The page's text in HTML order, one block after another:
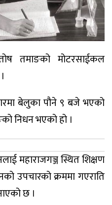
तमाङको मोटरसाईकल
बेलुका पौने ९ बजे भएको
निधन भएको हो ।
महाराजगञ्ज स्थित शिक्षण
उपचारको क्रममा गएराति
छ ।